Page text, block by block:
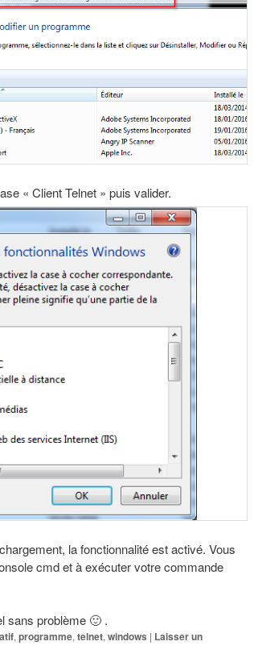
« Client Telnet » puis valider.
la fonctionnalité est activé. Vous
cmd et à exécuter votre commande
sans problème 🙂 .
,programme,telnet,windows | Laisser un